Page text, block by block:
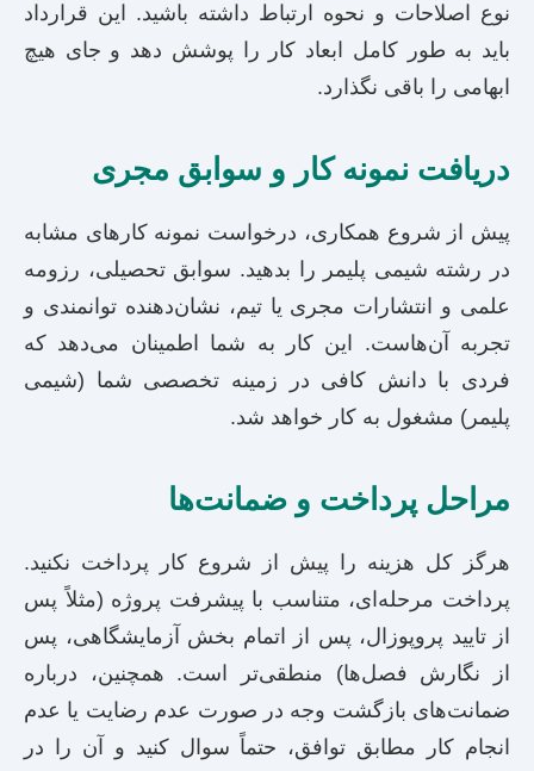
نوع اصلاحات و نحوه ارتباط داشته باشید. این قرارداد
باید به طور کامل ابعاد کار را پوشش دهد و جای هیچ
ابهامی را باقی نگذارد.
دریافت نمونه کار و سوابق مجری
پیش از شروع همکاری، درخواست نمونه کارهای مشابه
در رشته شیمی پلیمر را بدهید. سوابق تحصیلی، رزومه
علمی و انتشارات مجری یا تیم، نشان‌دهنده توانمندی و
تجربه آن‌هاست. این کار به شما اطمینان می‌دهد که
فردی با دانش کافی در زمینه تخصصی شما (شیمی
پلیمر) مشغول به کار خواهد شد.
مراحل پرداخت و ضمانت‌ها
هرگز کل هزینه را پیش از شروع کار پرداخت نکنید.
پرداخت مرحله‌ای، متناسب با پیشرفت پروژه (مثلاً پس
از تایید پروپوزال، پس از اتمام بخش آزمایشگاهی، پس
از نگارش فصل‌ها) منطقی‌تر است. همچنین، درباره
ضمانت‌های بازگشت وجه در صورت عدم رضایت یا عدم
انجام کار مطابق توافق، حتماً سوال کنید و آن را در